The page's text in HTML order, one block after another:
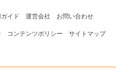
イド 運営会社 お問い合わせ
コンテンツポリシー サイトマップ